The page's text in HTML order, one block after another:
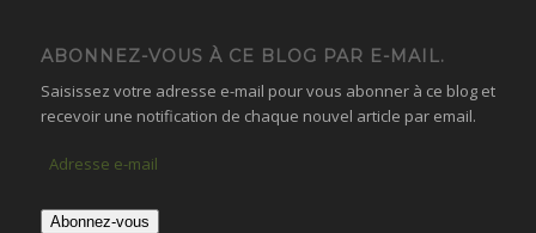
ABONNEZ-VOUS À CE BLOG PAR E-MAIL.
Saisissez votre adresse e-mail pour vous abonner à ce blog et
recevoir une notification de chaque nouvel article par email.
Adresse
Abonnez-vous